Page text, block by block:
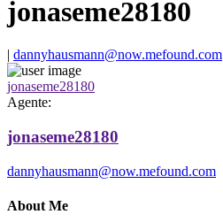
jonaseme28180
| dannyhausmann@now.mefound.com
jonaseme28180
Agente:
jonaseme28180
dannyhausmann@now.mefound.com
About Me